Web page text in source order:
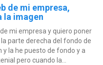
de mi empresa,
la imagen
mi empresa y quiero poner
parte derecha del fondo de
y la he puesto de fondo y a
pero cuando la...